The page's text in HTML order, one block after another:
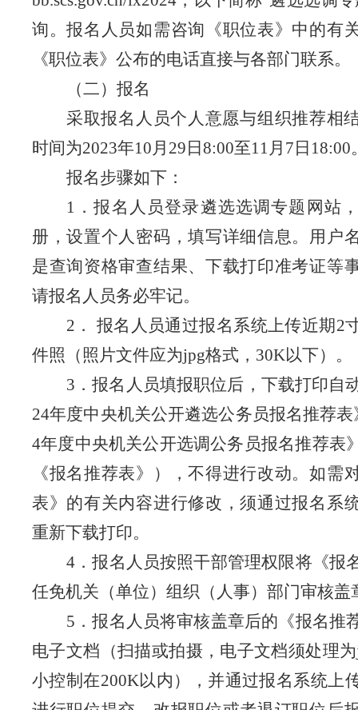
询。报名人员如需咨询《职位表》中的有
《职位表》公布的电话直接与各部门联系。
（二）报名
采取报名人员个人意愿与组织推荐相
时间为2023年10月 29 日 8:00至11月 7 日 18:00
报名步骤如下：
1 ．报名人员登录遴选选调专题网站
册，设置个人密码，填写详细信息。用户
是查询资格审查结果、下载打印准考证等
请报名人员务必牢记。
2 ． 报名人员通过报名系统上传近期2
件照（照片文件应为jpg格式， 30K以下）。
3 ．报名人员填报职位后，下载打印自
24年度中央机关公开遴选公务员报名推荐
4年度中央机关公开选调公务员报名推荐表
《报名推荐表》），不得进行改动。如需
表》的有关内容进行修改，须通过报名系
重新下载打印。
4 ．报名人员按照干部管理权限将《报
任免机关（单位）组织（人事）部门审核盖
5 ．报名人员将审核盖章后的《报名推
电子文档（扫描或拍摄，电子文档须处理为
小控制在200K以内），并通过报名系统上